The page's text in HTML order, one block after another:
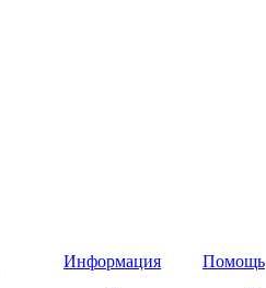
Информация
Помощь